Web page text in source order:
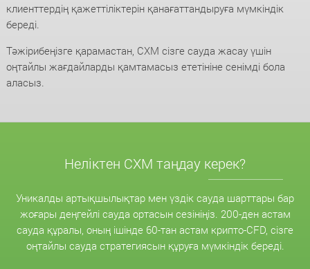
клиенттердің қажеттіліктерін қанағаттандыруға мүмкіндік
береді.
Тәжірибеңізге қарамастан, CXM сізге сауда жасау үшін
оңтайлы жағдайларды қамтамасыз ететініне сенімді бола
аласыз.
Неліктен CXM таңдау керек?
Уникалды артықшылықтар мен үздік сауда шарттары бар
жоғары деңгейлі сауда ортасын сезініңіз. 200-ден астам
сауда құралы, оның ішінде 60-тан астам крипто-CFD, сізге
оңтайлы сауда стратегиясын құруға мүмкіндік береді.